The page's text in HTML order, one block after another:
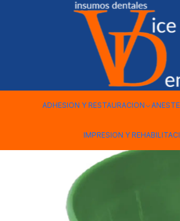
ADHESION Y RESTAURACION
IMPRESION Y
INSTRUMENTAL TAZA DE GOMA